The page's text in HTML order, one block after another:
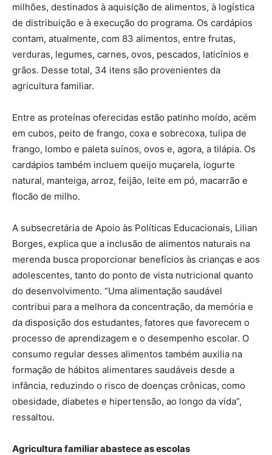
milhões, destinados à aquisição de alimentos, à logística
de distribuição e à execução do programa. Os cardápios
contam, atualmente, com 83 alimentos, entre frutas,
verduras, legumes, carnes, ovos, pescados, laticínios e
grãos. Desse total, 34 itens são provenientes da
agricultura familiar.
Entre as proteínas oferecidas estão patinho moído, acém
em cubos, peito de frango, coxa e sobrecoxa, tulipa de
frango, lombo e paleta suínos, ovos e, agora, a tilápia. Os
cardápios também incluem queijo muçarela, iogurte
natural, manteiga, arroz, feijão, leite em pó, macarrão e
flocão de milho.
A subsecretária de Apoio às Políticas Educacionais, Lilian
Borges, explica que a inclusão de alimentos naturais na
merenda busca proporcionar benefícios às crianças e aos
adolescentes, tanto do ponto de vista nutricional quanto
do desenvolvimento. “Uma alimentação saudável
contribui para a melhora da concentração, da memória e
da disposição dos estudantes, fatores que favorecem o
processo de aprendizagem e o desempenho escolar. O
consumo regular desses alimentos também auxilia na
formação de hábitos alimentares saudáveis desde a
infância, reduzindo o risco de doenças crônicas, como
obesidade, diabetes e hipertensão, ao longo da vida”,
ressaltou.
Agricultura familiar abastece as escolas